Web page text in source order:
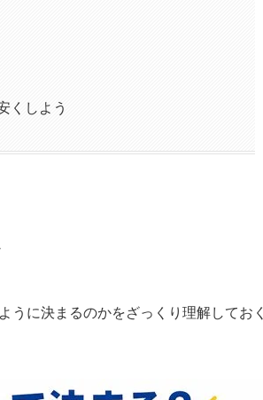
くしよう
うに決まるのかをざっくり理解しておく